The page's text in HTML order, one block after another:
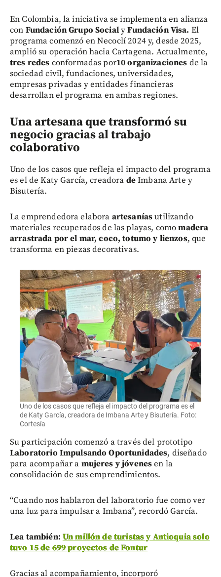
En Colombia, la iniciativa se implementa en alianza
con Fundación Grupo SocialyFundación Visa. El
programa comenzó en Necoclí2024 y, desde 2025,
amplió su operación hacia Cartagena. Actualmente,
tres redes conformadas por10 organizaciones de la
sociedad civil, fundaciones, universidades,
empresas privadas y entidades financieras
desarrollan el programa en ambas regiones.
Una artesana que transformó su
negocio gracias al trabajo
colaborativo
Uno de los casos que refleja el impacto del programa
es el de Katy García, creadora deImbana Arte y
Bisutería.
La emprendedora elabora artesaníasutilizando
materiales recuperados de las playas, comomadera
arrastrada por el mar, coco, totumo y lienzos, que
transforma en piezas decorativas.
Uno de los casos que refleja el impacto del programa es el
de Katy García, creadora de Imbana Arte y Bisutería. Foto:
Cortesía
Su participación comenzó a través del prototipo
Laboratorio Impulsando Oportunidades, diseñado
para acompañar a mujeres y jóvenesen la
consolidación de sus emprendimientos.
“Cuando nos hablaron del laboratorio fue como ver
una luz para impulsar a Imbana”, recordó García.
Lea también: Un millón de turistas y Antioquia solo
tuvo 15 de 699 proyectos de Fontur
Gracias al acompañamiento, incorporó